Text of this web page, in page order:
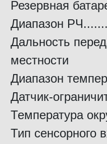
Резервная
Диапазон
Дальность
местности
Диапазон
Датчик-
Температура
Тип сенсорного